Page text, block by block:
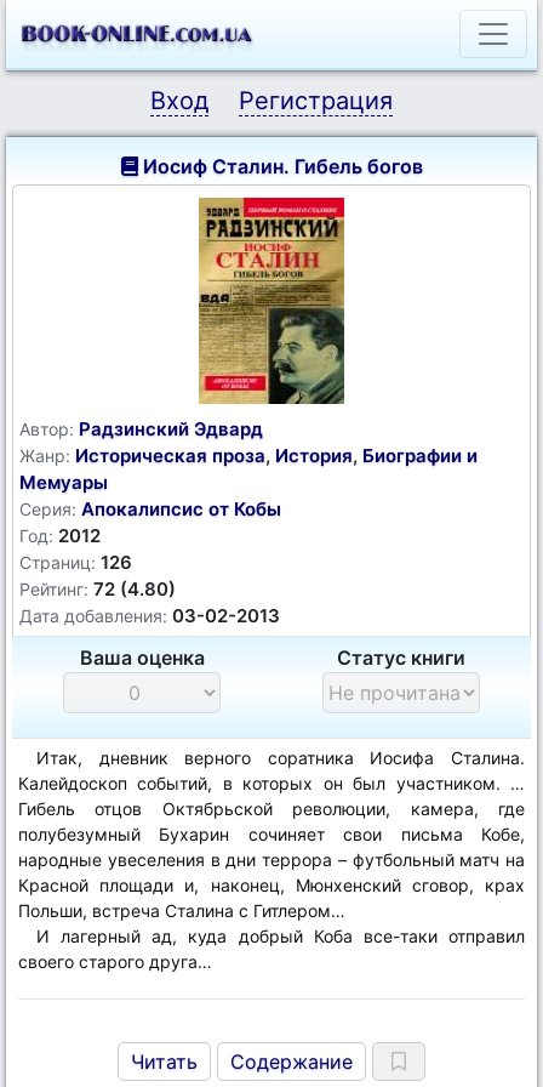
Вход Регистрация
Иосиф Сталин. Гибель богов
Автор: Радзинский Эдвард
Жанр: Историческая проза, История, Биографии и
Мемуары
Серия: Апокалипсис от Кобы
Год: 2012
Страниц: 126
Рейтинг: 72 (4.80)
Дата добавления: 03-02-2013
Ваша оценка Статус книги
Итак, дневник верного соратника Иосифа Сталина.
Калейдоскоп событий, в которых он был участником. …
Гибель отцов Октябрьской революции, камера, где
полубезумный Бухарин сочиняет свои письма Кобе,
народные увеселения в дни террора – футбольный матч на
Красной площади и, наконец, Мюнхенский сговор, крах
Польши, встреча Сталина с Гитлером…
И лагерный ад, куда добрый Коба все-таки отправил
своего старого друга…
Читать Содержание